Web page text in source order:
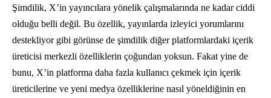
Şimdilik, X’in yayıncılara yönelik çalışmalarında ne kadar ciddi
olduğu belli değil. Bu özellik, yayınlarda izleyici yorumlarını
destekliyor gibi görünse de şimdilik diğer platformlardaki içerik
üreticisi merkezli özelliklerin çoğundan yoksun. Fakat yine de
bunu, X’in platforma daha fazla kullanıcı çekmek için içerik
üreticilerine ve yeni medya özelliklerine nasıl yöneldiğinin en